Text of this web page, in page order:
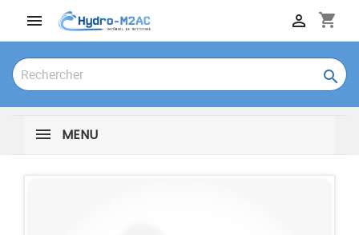
 shopping_cart


MENU